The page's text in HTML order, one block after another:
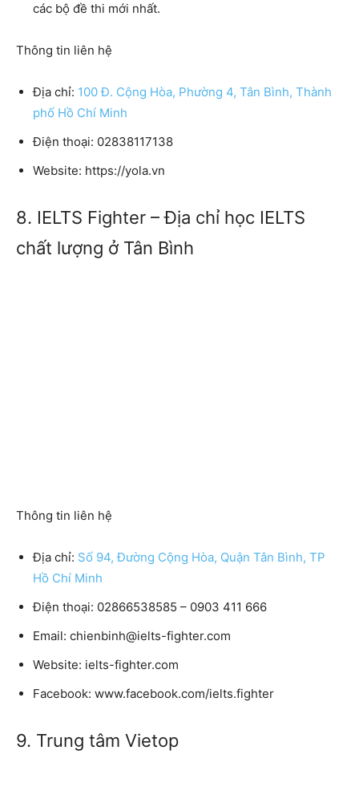
các bộ đề thi mới nhất.
Thông tin liên hệ
Địa chỉ: 100 Đ. Cộng Hòa, Phường 4, Tân Bình, Thành
phố Hồ Chí Minh
Điện thoại: 02838117138
Website: https://yola.vn
8. IELTS Fighter – Địa chỉ học IELTS
chất lượng ở Tân Bình
Thông tin liên hệ
Địa chỉ: Số 94, Đường Cộng Hòa, Quận Tân Bình, TP
Hồ Chí Minh
Điện thoại: 02866538585 – 0903 411 666
Email: chienbinh@ielts-fighter.com
Website: ielts-fighter.com
Facebook: www.facebook.com/ielts.fighter
9. Trung tâm Vietop